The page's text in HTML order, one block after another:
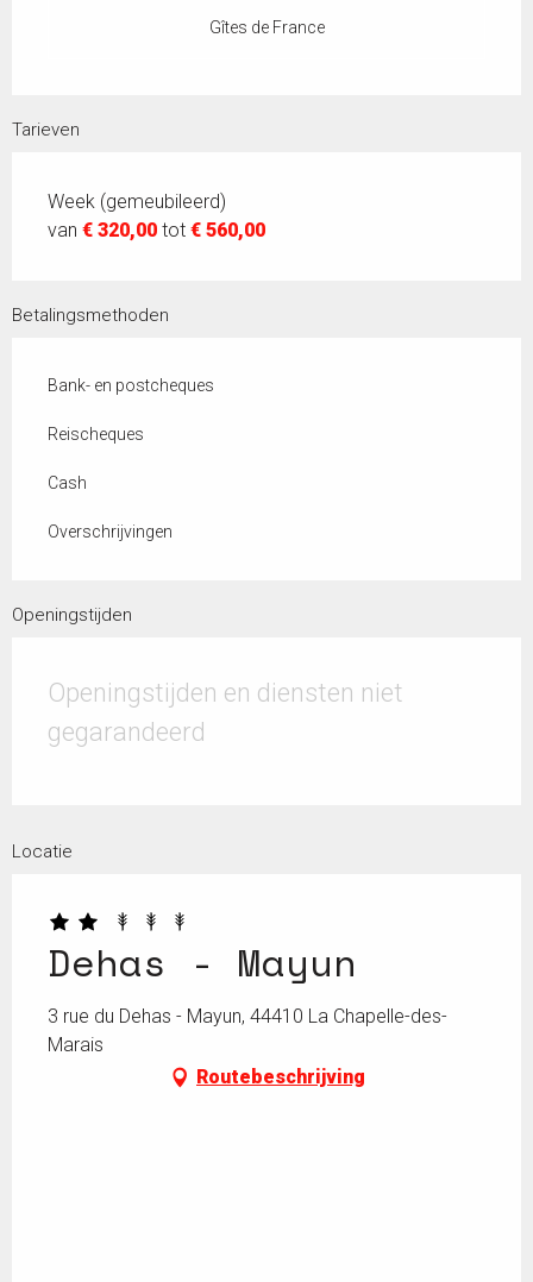
Gîtes de France
Tarieven
Week (gemeubileerd)
van € 320,00 tot € 560,00
Betalingsmethoden
Bank- en postcheques
Reischeques
Cash
Overschrijvingen
Openingstijden
Openingstijden en diensten niet
gegarandeerd
Locatie
Dehas - Mayun
3 rue du Dehas - Mayun, 44410 La Chapelle-des-
Marais
Routebeschrijving